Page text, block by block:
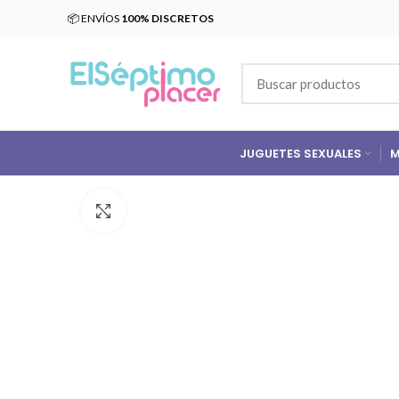
📦 ENVÍOS 100% DISCRETOS
JUGUETES SEXUALES